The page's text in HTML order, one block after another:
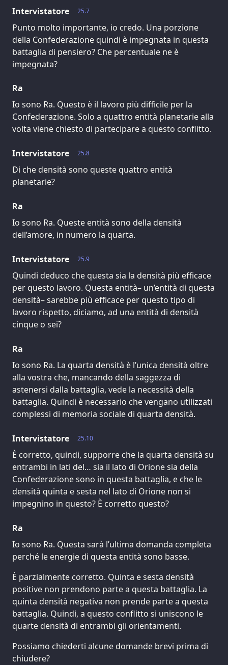
25.7
Intervistatore
Punto molto importante, io credo. Una porzione
della Confederazione quindi è impegnata in questa
battaglia di pensiero? Che percentuale ne è
impegnata?
Ra
Io sono Ra. Questo è il lavoro più difficile per la
Confederazione. Solo a quattro entità planetarie alla
volta viene chiesto di partecipare a questo conflitto.
25.8
Intervistatore
Di che densità sono queste quattro entità
planetarie?
Ra
Io sono Ra. Queste entità sono della densità
dell’amore, in numero la quarta.
25.9
Intervistatore
Quindi deduco che questa sia la densità più efficace
per questo lavoro. Questa entità– un’entità di questa
densità– sarebbe più efficace per questo tipo di
lavoro rispetto, diciamo, ad una entità di densità
cinque o sei?
Ra
Io sono Ra. La quarta densità è l’unica densità oltre
alla vostra che, mancando della saggezza di
astenersi dalla battaglia, vede la necessità della
battaglia. Quindi è necessario che vengano utilizzati
complessi di memoria sociale di quarta densità.
25.10
Intervistatore
È corretto, quindi, supporre che la quarta densità su
entrambi in lati del… sia il lato di Orione sia della
Confederazione sono in questa battaglia, e che le
densità quinta e sesta nel lato di Orione non si
impegnino in questo? È corretto questo?
Ra
Io sono Ra. Questa sarà l’ultima domanda completa
perché le energie di questa entità sono basse.
È parzialmente corretto. Quinta e sesta densità
positive non prendono parte a questa battaglia. La
quinta densità negativa non prende parte a questa
battaglia. Quindi, a questo conflitto si uniscono le
quarte densità di entrambi gli orientamenti.
Possiamo chiederti alcune domande brevi prima di
chiudere?